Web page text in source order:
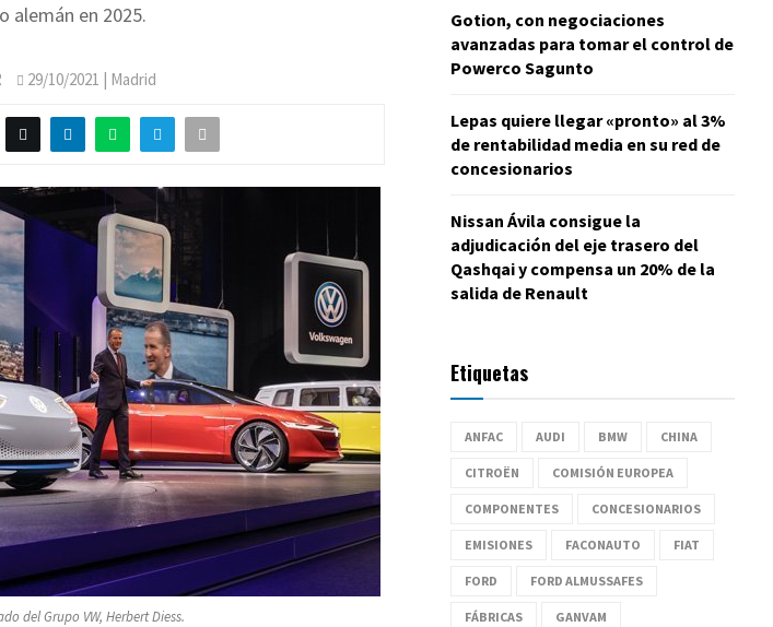
alemán en 2025.
29/10/2021 | Madrid
del Grupo VW, Herbert Diess.
Gotion, con negociaciones
avanzadas para tomar el control de
Powerco Sagunto
Lepas quiere llegar «pronto» al 3%
de rentabilidad media en su red de
concesionarios
Nissan Ávila consigue la
adjudicación del eje trasero del
Qashqai y compensa un 20% de la
salida de Renault
Etiquetas
ANFAC AUDI BMW CHINA
CITROËN COMISIÓN EUROPEA
COMPONENTES CONCESIONARIOS
EMISIONES FACONAUTO FIAT
FORD FORD ALMUSSAFES
FÁBRICAS GANVAM